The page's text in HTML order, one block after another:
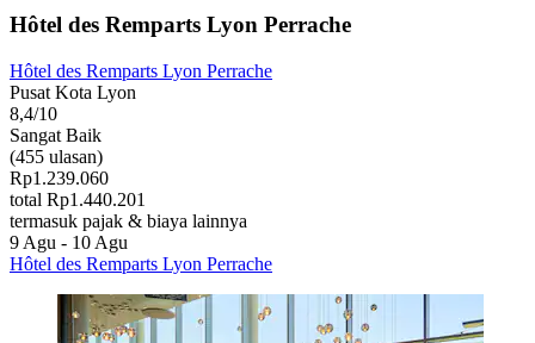
Hôtel des Remparts Lyon Perrache
Hôtel des Remparts Lyon Perrache
Pusat Kota Lyon
8,4/10
Sangat Baik
(455 ulasan)
Rp1.239.060
total Rp1.440.201
termasuk pajak & biaya lainnya
9 Agu - 10 Agu
Hôtel des Remparts Lyon Perrache